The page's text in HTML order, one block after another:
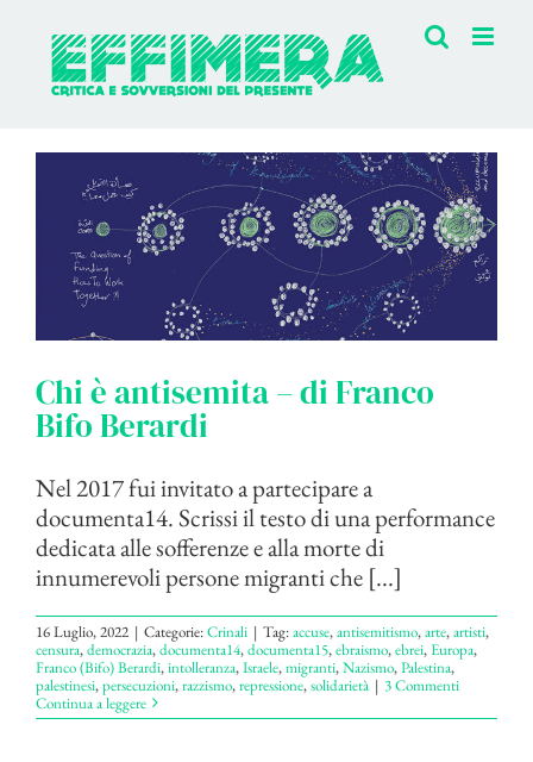
contenuto
Chi è antisemita – di Franco
Bifo Berardi
Nel 2017 fui invitato a partecipare a
documenta14. Scrissi il testo di una performance
dedicata alle sofferenze e alla morte di
innumerevoli persone migranti che [...]
16 Luglio, 2022 | Categorie:Crinali | Tag:accuse,antisemitismo,arte,artisti,
censura,democrazia,documenta14,documenta15,ebraismo,ebrei,Europa,
Franco (Bifo) Berardi,intolleranza,Israele,migranti,Nazismo,Palestina,
palestinesi,persecuzioni,razzismo,repressione,solidarietà | 3 Commenti
Continua a leggere